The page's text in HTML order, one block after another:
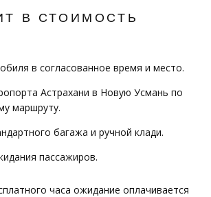
В СТОИМОСТЬ
в согласованное время и место.
Астрахани в Новую Усмань по
маршруту.
багажа и ручной клади.
пассажиров.
часа ожидание оплачивается